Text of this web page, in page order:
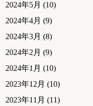
2024年5月 (10)
2024年4月 (9)
2024年3月 (8)
2024年2月 (9)
2024年1月 (10)
2023年12月 (10)
2023年11月 (11)